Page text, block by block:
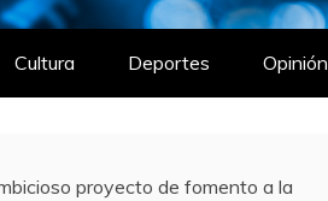
Cultura Deportes Opinión
proyecto de fomento a la